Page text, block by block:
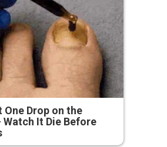
One Drop on the
Watch It Die Before